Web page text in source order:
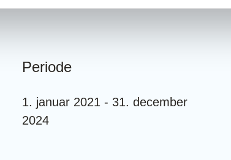
Periode
1. januar 2021 - 31. december
2024